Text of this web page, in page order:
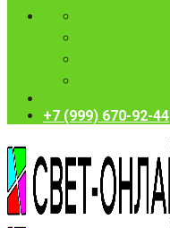
+7 (999) 670-92-44